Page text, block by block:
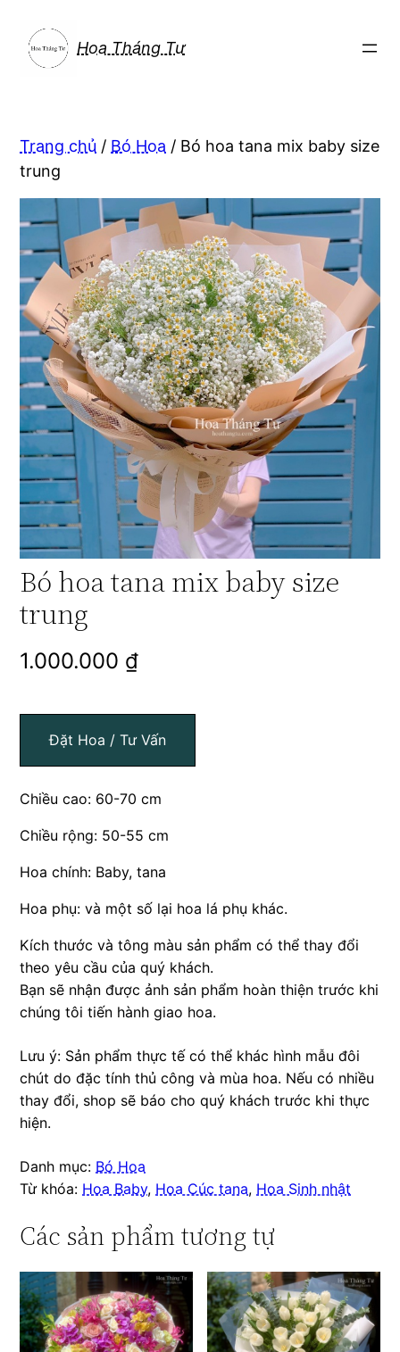
phần
Hoa Tháng Tư
Trang chủ / Bó Hoa / Bó hoa tana mix baby size
trung
Bó hoa tana mix baby size
trung
1.000.000 ₫
Đặt Hoa / Tư Vấn
Chiều cao: 60-70 cm
Chiều rộng: 50-55 cm
Hoa chính: Baby, tana
Hoa phụ: và một số lại hoa lá phụ khác.
Kích thước và tông màu sản phẩm có thể thay đổi
theo yêu cầu của quý khách.
Bạn sẽ nhận được ảnh sản phẩm hoàn thiện trước khi
chúng tôi tiến hành giao hoa.
Lưu ý: Sản phẩm thực tế có thể khác hình mẫu đôi
chút do đặc tính thủ công và mùa hoa. Nếu có nhiều
thay đổi, shop sẽ báo cho quý khách trước khi thực
hiện.
Danh mục: Bó Hoa
Từ khóa: Hoa Baby, Hoa Cúc tana, Hoa Sinh nhật
Các sản phẩm tương tự